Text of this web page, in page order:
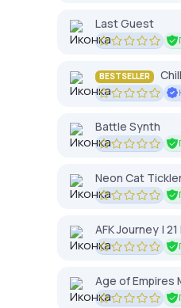
Last Guest
BESTSELLER
Battle Synth
Neon Cat
AFK Journey |
Age of Empires